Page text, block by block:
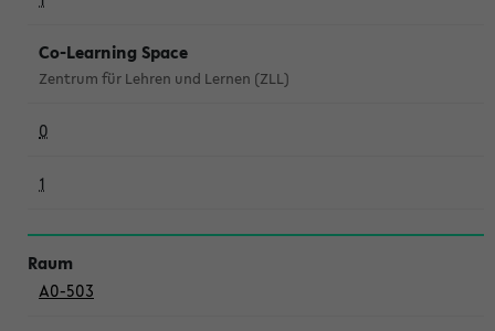
Co-Learning Space
Zentrum für Lehren und Lernen (ZLL)
0
1
A0-503